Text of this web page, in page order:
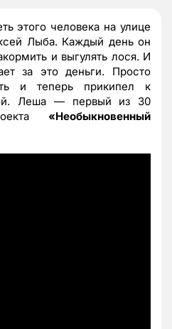
этого человека на улице
Лыба. Каждый день он
и выгулять лося. И
за это деньги. Просто
и теперь прикипел к
Леша — первый из 30
«Необыкновенный